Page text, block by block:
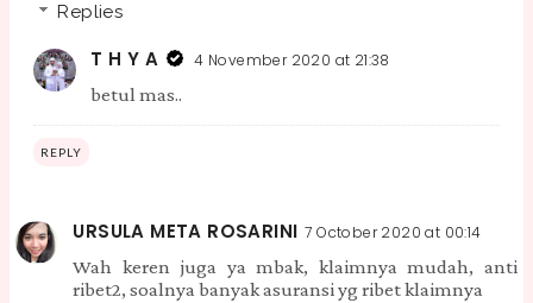
Replies
T H Y A 4 November 2020 at 21:38
betul mas..
REPLY
URSULA META ROSARINI 7 October 2020 at 00:14
Wah keren juga ya mbak, klaimnya mudah, anti
ribet2, soalnya banyak asuransi yg ribet klaimnya